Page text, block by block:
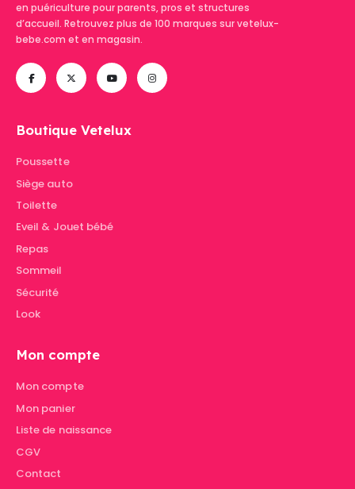
en puériculture pour parents, pros et structures
d’accueil. Retrouvez plus de 100 marques sur vetelux-
bebe.com et en magasin.
Boutique Vetelux
Poussette
Siège auto
Toilette
Eveil & Jouet bébé
Repas
Sommeil
Sécurité
Look
Mon compte
Mon compte
Mon panier
Liste de naissance
CGV
Contact